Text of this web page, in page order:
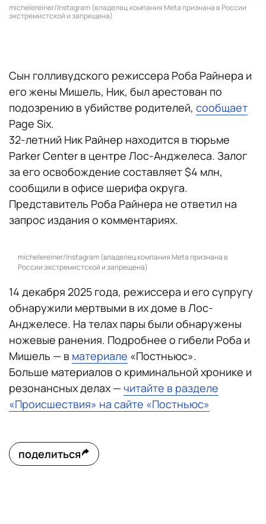
michelereiner/Instagram (владелец компания Meta признана в России
экстремистской и запрещена)
Сын голливудского режиссера Роба Райнера и
его жены Мишель, Ник, был арестован по
подозрению в убийстве родителей, сообщает
Page Six.
32-летний Ник Райнер находится в тюрьме
Parker Center в центре Лос-Анджелеса. Залог
за его освобождение составляет $4 млн,
сообщили в офисе шерифа округа.
Представитель Роба Райнера не ответил на
запрос издания о комментариях.
michelereiner/Instagram (владелец компания Meta признана в
России экстремистской и запрещена)
14 декабря 2025 года, режиссера и его супругу
обнаружили мертвыми в их доме в Лос-
Анджелесе. На телах пары были обнаружены
ножевые ранения. Подробнее о гибели Роба и
Мишель — в материале «Постньюс».
Больше материалов о криминальной хронике и
резонансных делах — читайте в разделе
«Происшествия» на сайте «Постньюс»
поделиться